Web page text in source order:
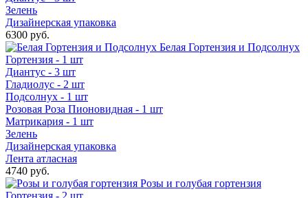
Зелень
Дизайнерская упаковка
6300 руб.
Белая Гортензия и Подсолнух
Гортензия - 1 шт
Диантус - 3 шт
Гладиолус - 2 шт
Подсолнух - 1 шт
Розовая Роза Пионовидная - 1 шт
Матрикария - 1 шт
Зелень
Дизайнерская упаковка
Лента атласная
4740 руб.
Розы и голубая гортензия
Гортензия - 2 шт